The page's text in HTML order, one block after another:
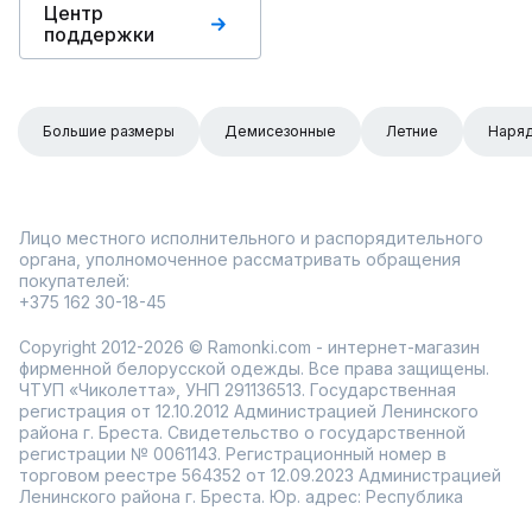
Центр
поддержки
Большие размеры Демисезонные Летние
Лицо местного исполнительного и распорядительного
органа, уполномоченное рассматривать обращения
покупателей:
+375 162 30-18-45
Copyright 2012-2026 © Ramonki.com - интернет-магазин
фирменной белорусской одежды. Все права защищены.
ЧТУП «Чиколетта», УНП 291136513. Государственная
регистрация от 12.10.2012 Администрацией Ленинского
района г. Бреста. Свидетельство о государственной
регистрации № 0061143. Регистрационный номер в
торговом реестре 564352 от 12.09.2023 Администрацией
Ленинского района г. Бреста. Юр. адрес: Республика